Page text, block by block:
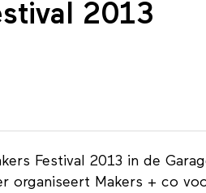
2013
Festival 2013 in de
organiseert Makers + co